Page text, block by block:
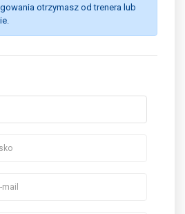
otrzymasz od trenera lub